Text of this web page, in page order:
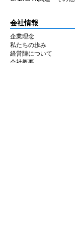
会社情報
企業理念
私たちの歩み
​経営陣について
会社概要